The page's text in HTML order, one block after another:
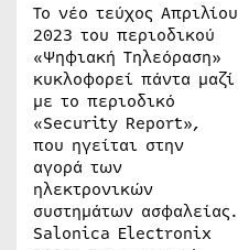
Το νέο τεύχος Απριλίου
2023 του περιοδικού
«Ψηφιακή Τηλεόραση»
κυκλοφορεί πάντα μαζί
με το περιοδικό
«Security Report»,
που ηγείται στην
αγορά των
ηλεκτρονικών
συστημάτων ασφαλείας.
Salonica Electronix